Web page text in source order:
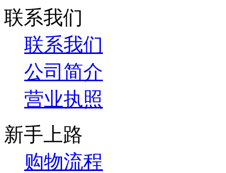
联系我们
联系我们
公司简介
营业执照
新手上路
购物流程